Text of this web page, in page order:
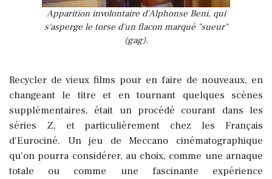
Apparition involontaire d'Alphonse Beni, qui
s'asperge le torse d'un flacon marqué "sueur"
(gag).
Recycler de vieux films pour en faire de nouveaux, en
changeant le titre et en tournant quelques scènes
supplémentaires, était un procédé courant dans les
séries Z, et particulièrement chez les Français
d'Eurociné. Un jeu de Meccano cinématographique
qu'on pourra considérer, au choix, comme une arnaque
totale ou comme une fascinante expérience